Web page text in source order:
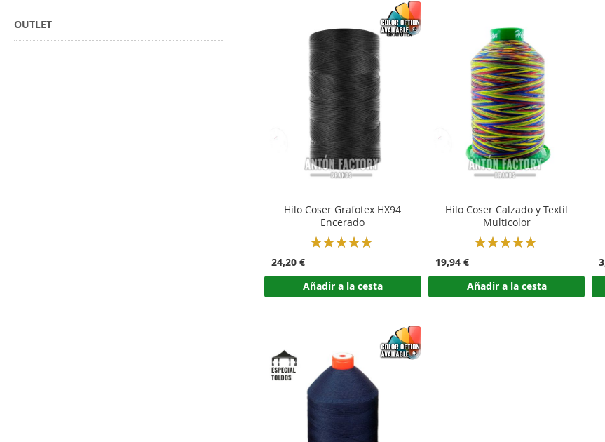
Hilo Coser Grafotex HX94
Encerado
Rating:
24,20 €
Añadir a la cesta
Hilo Coser Calzado y Textil
Multicolor
Rating:
19,94 €
Añadir a la cesta
OUTLET